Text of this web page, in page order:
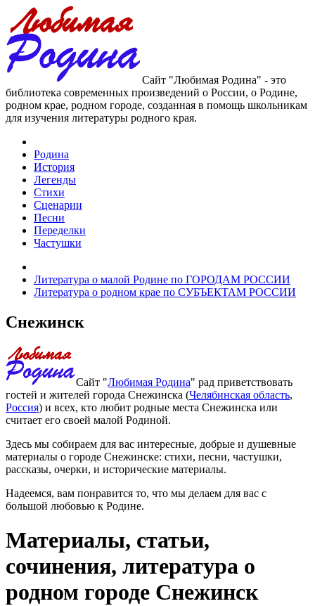
Сайт "Любимая Родина" - это
библиотека современных произведений о России, о Родине,
родном крае, родном городе, созданная в помощь школьникам
для изучения литературы родного края.
Родина
История
Легенды
Стихи
Сценарии
Песни
Переделки
Частушки
Литература о малой Родине по ГОРОДАМ РОССИИ
Литература о родном крае по СУБЪЕКТАМ РОССИИ
Снежинск
Сайт "Любимая Родина" рад приветствовать
гостей и жителей города Снежинска (Челябинская область,
Россия) и всех, кто любит родные места Снежинска или
считает его своей малой Родиной.
Здесь мы собираем для вас интересные, добрые и душевные
материалы о городе Снежинске: стихи, песни, частушки,
рассказы, очерки, и исторические материалы.
Надеемся, вам понравится то, что мы делаем для вас с
большой любовью к Родине.
Материалы, статьи,
сочинения, литература о
родном городе Снежинск